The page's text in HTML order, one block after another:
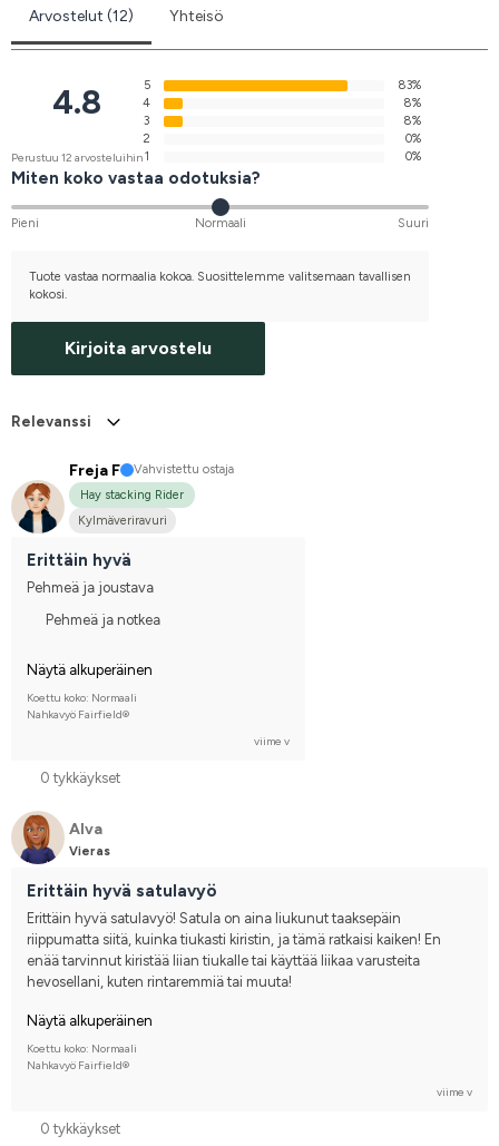
Arvostelut (12) Yhteisö
4.8
Perustuu 12 arvosteluihin
5
83%
4
8%
3
8%
2
0%
1
0%
Miten koko vastaa odotuksia?
Pieni Normaali Suuri
Tuote vastaa normaalia kokoa. Suosittelemme valitsemaan tavallisen
kokosi.
Kirjoita arvostelu
Relevanssi
Freja F
Vahvistettu ostaja
Hay stacking Rider
Kylmäveriravuri
Erittäin hyvä
Pehmeä ja joustava
Pehmeä ja notkea
Näytä alkuperäinen
Koettu koko: Normaali
Nahkavyö Fairfield®
viime v
0 tykkäykset
Alva
Vieras
Erittäin hyvä satulavyö
Erittäin hyvä satulavyö! Satula on aina liukunut taaksepäin
riippumatta siitä, kuinka tiukasti kiristin, ja tämä ratkaisi kaiken! En
enää tarvinnut kiristää liian tiukalle tai käyttää liikaa varusteita
hevosellani, kuten rintaremmiä tai muuta!
Näytä alkuperäinen
Koettu koko: Normaali
Nahkavyö Fairfield®
viime v
0 tykkäykset